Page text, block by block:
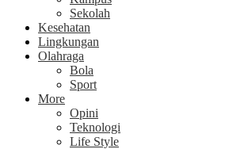
Sekolah
Kesehatan
Lingkungan
Olahraga
Bola
Sport
More
Opini
Teknologi
Life Style